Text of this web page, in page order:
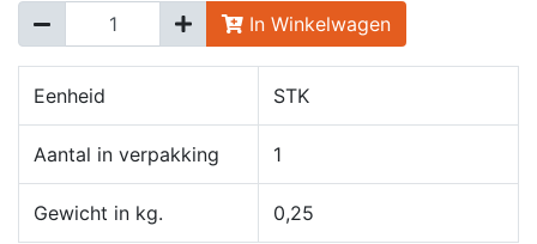
In Winkelwagen
Eenheid STK
Aantal in verpakking 1
Gewicht in kg. 0,25